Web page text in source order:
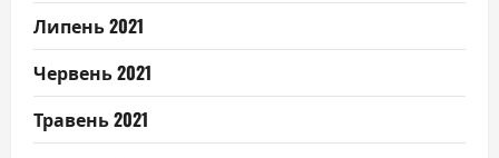
Липень 2021
Червень 2021
Травень 2021